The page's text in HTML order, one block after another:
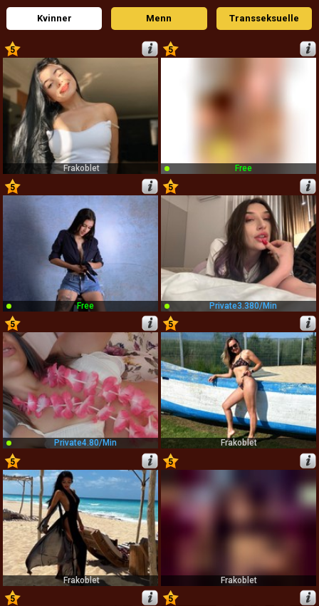
Kvinner Menn Transseksuelle
5
Frakoblet
5
Free
5
Free
5
4
Private3.380/min
5
5
Private4.80/min
5
6
Frakoblet
5
7
Frakoblet
5
Frakoblet
5
5